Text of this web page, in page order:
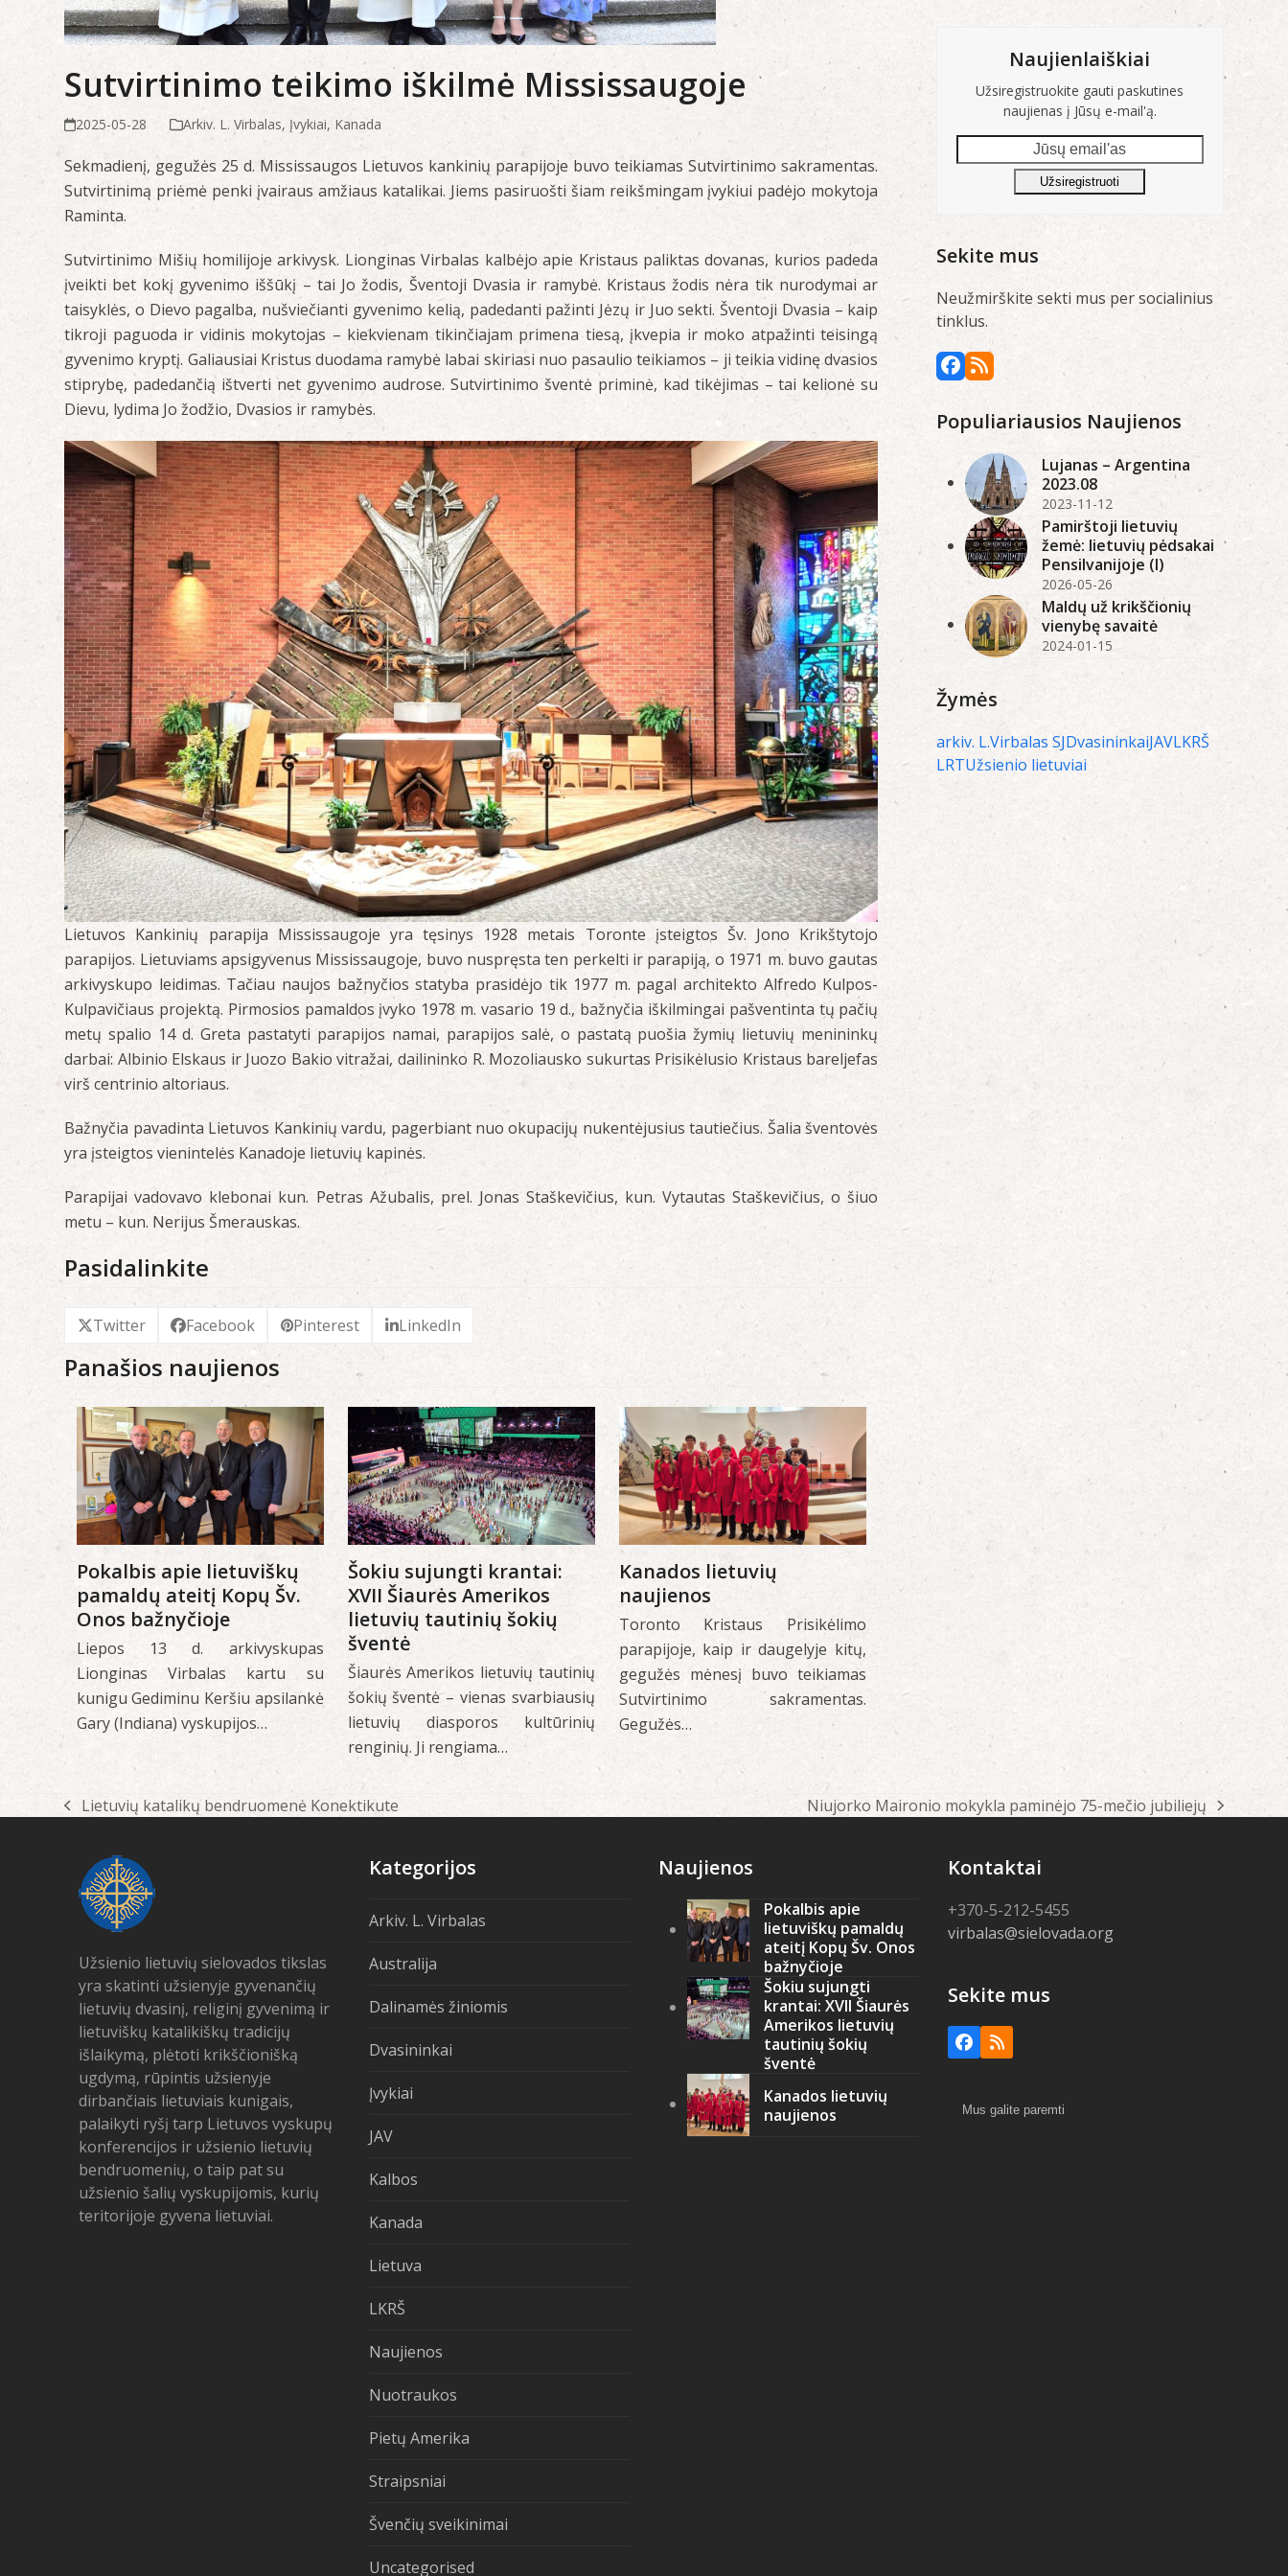
Sutvirtinimo teikimo iškilmė Mississaugoje
2025-05-28 Arkiv. L. Virbalas, Įvykiai, Kanada
Sekmadienį, gegužės 25 d. Mississaugos Lietuvos kankinių parapijoje buvo teikiamas Sutvirtinimo sakramentas.
Sutvirtinimą priėmė penki įvairaus amžiaus katalikai. Jiems pasiruošti šiam reikšmingam įvykiui padėjo mokytoja
Raminta.
Sutvirtinimo Mišių homilijoje arkivysk. Lionginas Virbalas kalbėjo apie Kristaus paliktas dovanas, kurios padeda
įveikti bet kokį gyvenimo iššūkį – tai Jo žodis, Šventoji Dvasia ir ramybė. Kristaus žodis nėra tik nurodymai ar
taisyklės, o Dievo pagalba, nušviečianti gyvenimo kelią, padedanti pažinti Jėzų ir Juo sekti. Šventoji Dvasia – kaip
tikroji paguoda ir vidinis mokytojas – kiekvienam tikinčiajam primena tiesą, įkvepia ir moko atpažinti teisingą
gyvenimo kryptį. Galiausiai Kristus duodama ramybė labai skiriasi nuo pasaulio teikiamos – ji teikia vidinę dvasios
stiprybę, padedančią ištverti net gyvenimo audrose. Sutvirtinimo šventė priminė, kad tikėjimas – tai kelionė su
Dievu, lydima Jo žodžio, Dvasios ir ramybės.
Lietuvos Kankinių parapija Mississaugoje yra tęsinys 1928 metais Toronte įsteigtos Šv. Jono Krikštytojo
parapijos. Lietuviams apsigyvenus Mississaugoje, buvo nuspręsta ten perkelti ir parapiją, o 1971 m. buvo gautas
arkivyskupo leidimas. Tačiau naujos bažnyčios statyba prasidėjo tik 1977 m. pagal architekto Alfredo Kulpos-
Kulpavičiaus projektą. Pirmosios pamaldos įvyko 1978 m. vasario 19 d., bažnyčia iškilmingai pašventinta tų pačių
metų spalio 14 d. Greta pastatyti parapijos namai, parapijos salė, o pastatą puošia žymių lietuvių menininkų
darbai: Albinio Elskaus ir Juozo Bakio vitražai, dailininko R. Mozoliausko sukurtas Prisikėlusio Kristaus bareljefas
virš centrinio altoriaus.
Bažnyčia pavadinta Lietuvos Kankinių vardu, pagerbiant nuo okupacijų nukentėjusius tautiečius. Šalia šventovės
yra įsteigtos vienintelės Kanadoje lietuvių kapinės.
Parapijai vadovavo klebonai kun. Petras Ažubalis, prel. Jonas Staškevičius, kun. Vytautas Staškevičius, o šiuo
metu – kun. Nerijus Šmerauskas.
Pasidalinkite
Twitter Facebook Pinterest LinkedIn
Panašios naujienos
Pokalbis apie lietuviškų
pamaldų ateitį Kopų Šv.
Onos bažnyčioje
Liepos 13 d. arkivyskupas
Lionginas Virbalas kartu su
kunigu Gediminu Keršiu apsilankė
Gary (Indiana) vyskupijos…
Šokiu sujungti krantai:
XVII Šiaurės Amerikos
lietuvių tautinių šokių
šventė
Šiaurės Amerikos lietuvių tautinių
šokių šventė – vienas svarbiausių
lietuvių diasporos kultūrinių
renginių. Ji rengiama…
Kanados lietuvių
naujienos
Toronto Kristaus Prisikėlimo
parapijoje, kaip ir daugelyje kitų,
gegužės mėnesį buvo teikiamas
Sutvirtinimo sakramentas.
Gegužės…
Naujienlaiškiai
Užsiregistruokite gauti paskutines
naujienas į Jūsų e-mail'ą.
email'as
Užsiregistruoti
Sekite mus
Neužmirškite sekti mus per socialinius
tinklus.
Facebook
RSS
Populiariausios Naujienos
Lujanas – Argentina
2023.08
2023-11-12
Pamirštoji lietuvių
žemė: lietuvių pėdsakai
Pensilvanijoje (I)
2026-05-26
Maldų už krikščionių
vienybę savaitė
2024-01-15
Žymės
arkiv. L.Virbalas SJDvasininkaiJAVLKRŠ
LRTUžsienio lietuviai
previous
Lietuvių katalikų bendruomenė Konektikute
next
Niujorko Maironio mokykla paminėjo 75-mečio jubiliejų
Užsienio lietuvių sielovados tikslas
yra skatinti užsienyje gyvenančių
lietuvių dvasinį, religinį gyvenimą ir
lietuviškų katalikiškų tradicijų
išlaikymą, plėtoti krikščionišką
ugdymą, rūpintis užsienyje
dirbančiais lietuviais kunigais,
palaikyti ryšį tarp Lietuvos vyskupų
konferencijos ir užsienio lietuvių
bendruomenių, o taip pat su
užsienio šalių vyskupijomis, kurių
teritorijoje gyvena lietuviai.
Kategorijos
Arkiv. L. Virbalas
Australija
Dalinamės žiniomis
Dvasininkai
Įvykiai
JAV
Kalbos
Kanada
Lietuva
LKRŠ
Naujienos
Nuotraukos
Pietų Amerika
Straipsniai
Švenčių sveikinimai
Uncategorised
Naujienos
Pokalbis apie
lietuviškų pamaldų
ateitį Kopų Šv. Onos
bažnyčioje
Šokiu sujungti
krantai: XVII Šiaurės
Amerikos lietuvių
tautinių šokių
šventė
Kanados lietuvių
naujienos
Kontaktai
+370-5-212-5455
virbalas@sielovada.org
Sekite mus
Facebook
RSS
Mus galite paremti